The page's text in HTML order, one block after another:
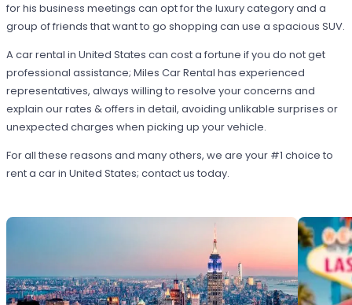
for his business meetings can opt for the luxury category and a
group of friends that want to go shopping can use a spacious SUV.
A car rental in United States can cost a fortune if you do not get
professional assistance; Miles Car Rental has experienced
representatives, always willing to resolve your concerns and
explain our rates & offers in detail, avoiding unlikable surprises or
unexpected charges when picking up your vehicle.
For all these reasons and many others, we are your #1 choice to
rent a car in United States; contact us today.